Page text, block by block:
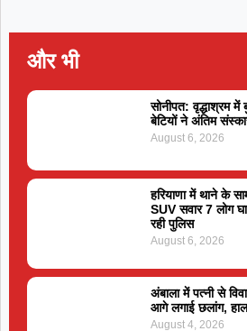
और भी
सोनीपत: वृद्धाश्रम में
बेटियों ने अंतिम
August 6, 2026
हरियाणा में थाने के
SUV सवार 7 लोग
रही पुलिस
August 6, 2026
अंबाला में पत्नी से
आगे लगाई छलांग,
August 4, 2026